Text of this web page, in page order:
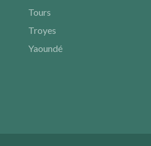
Tours
Troyes
Yaoundé